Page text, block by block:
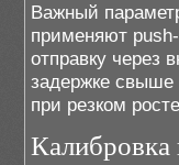
Важный
применяют
отправку через
задержке свыше
при резком
Калибровка